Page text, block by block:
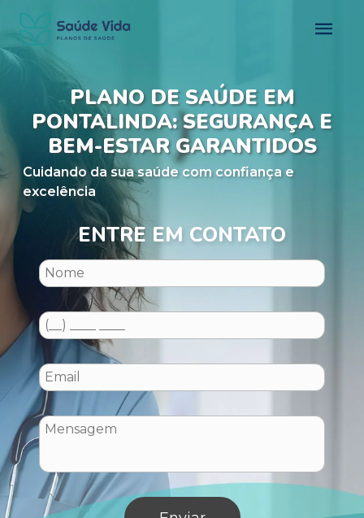
PLANO DE SAÚDE EM
PONTALINDA: SEGURANÇA E
BEM-ESTAR GARANTIDOS
Cuidando da sua saúde com confiança e
excelência
ENTRE EM CONTATO